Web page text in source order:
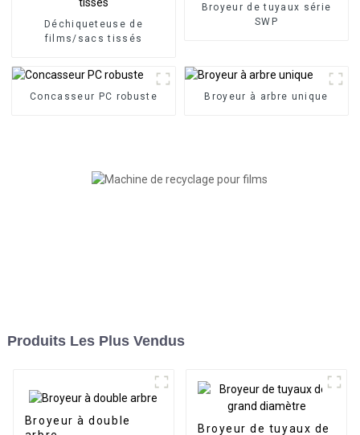
Déchiqueteuse de
films/sacs tissés
Broyeur de tuyaux série
SWP
Concasseur PC robuste Broyeur à arbre unique
Produits Les Plus Vendus
Broyeur à double
Broyeur de tuyaux de